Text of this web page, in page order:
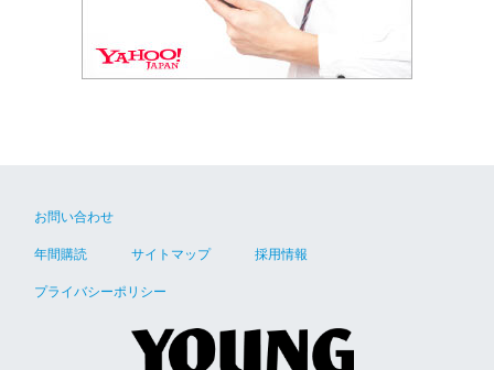
お問い合わせ
年間購読 サイトマップ 採用情報
プライバシーポリシー